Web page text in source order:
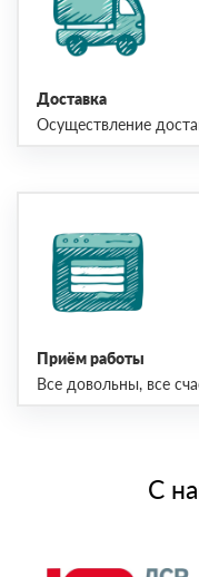
Доставка
Осуществление
Приём работы
Все довольны, все
С